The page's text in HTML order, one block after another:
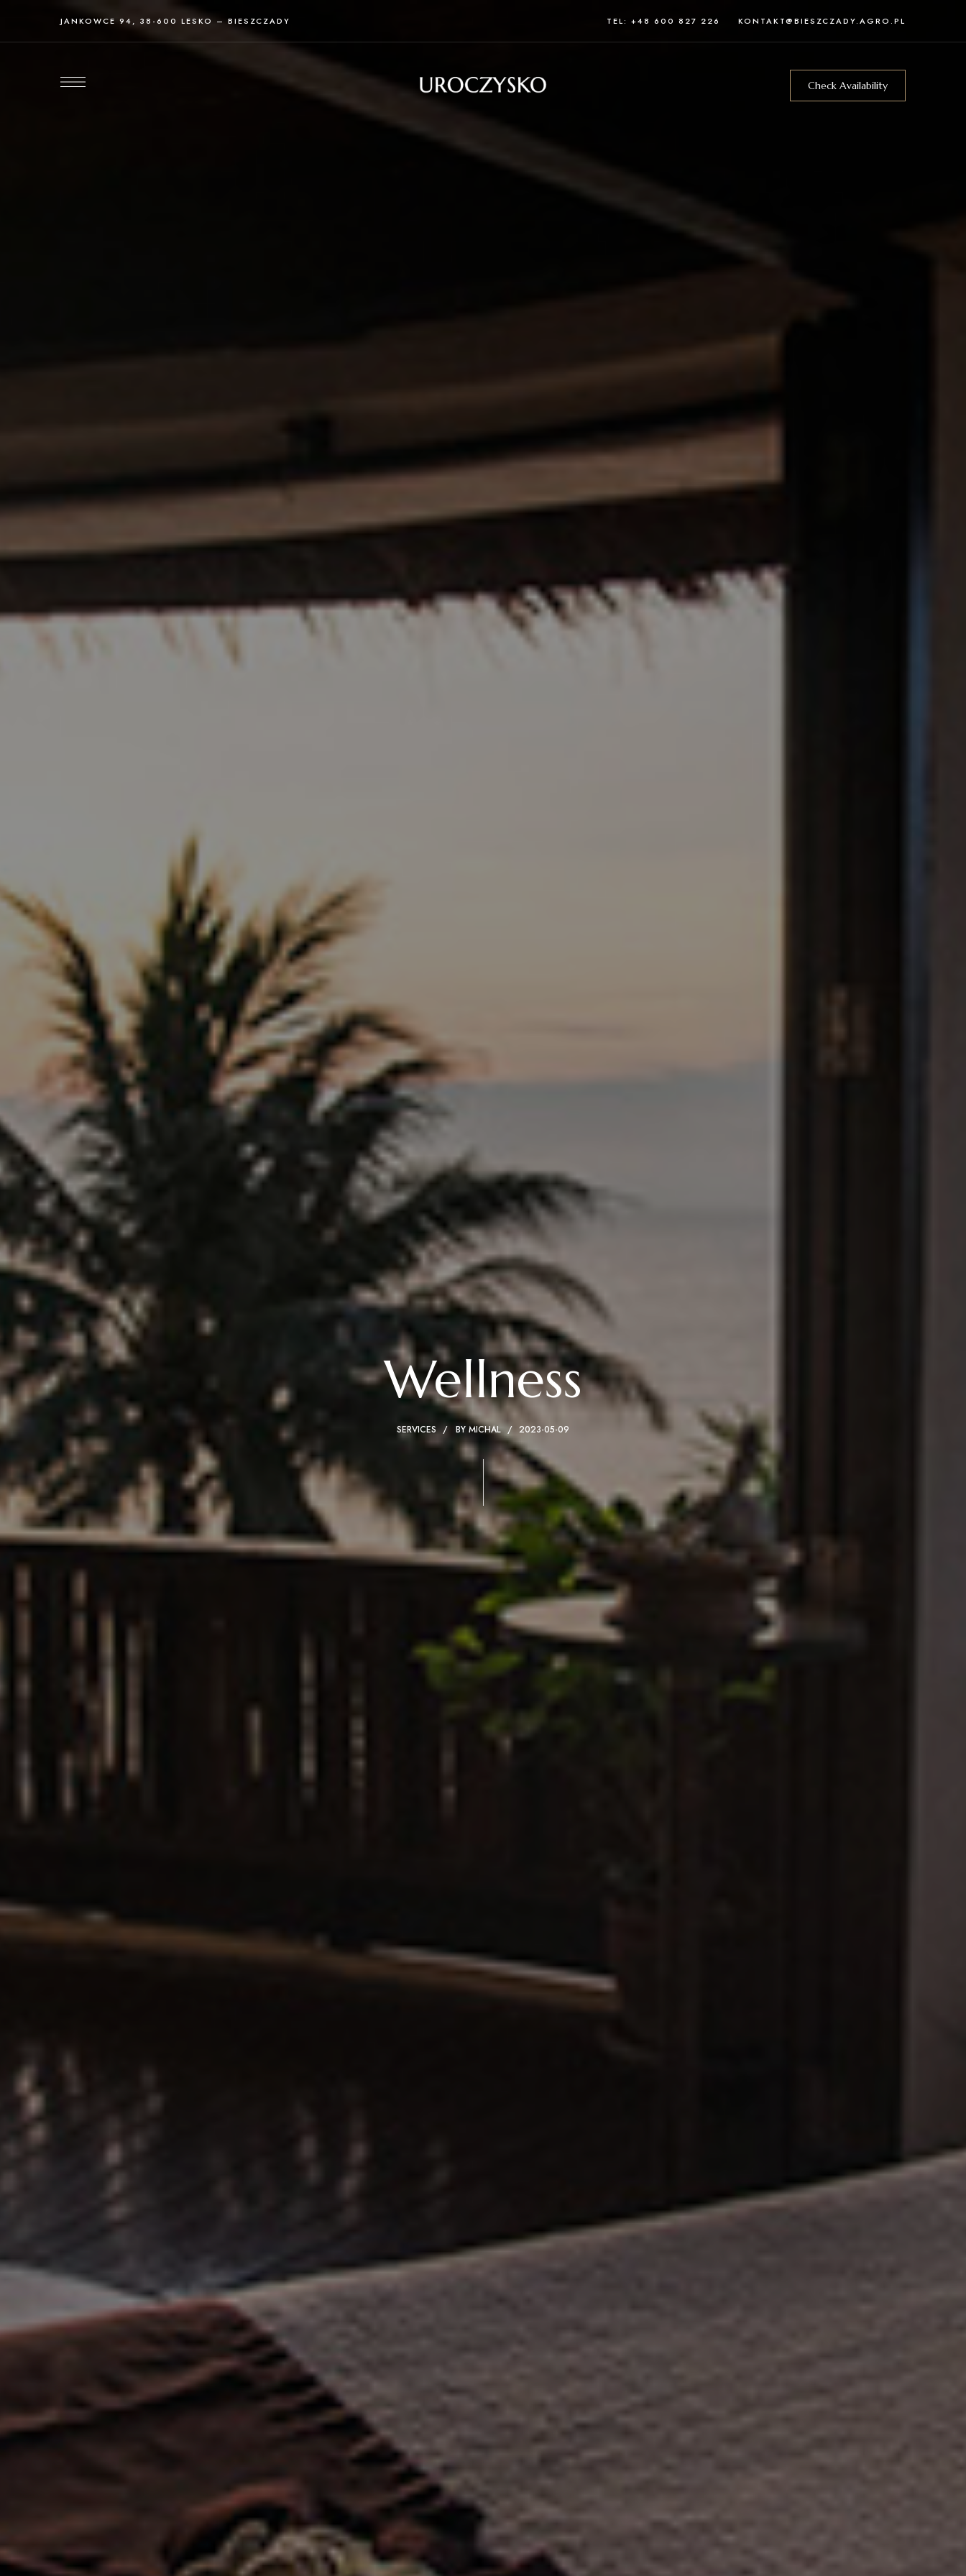
JANKOWCE 94, 38-600 LESKO – BIESZCZADY TEL: +48 600 827 226 KONTAKT@BIESZCZADY.AGRO.PL
Check Availability
Wellness
SERVICES BY MICHAL 2023-05-09